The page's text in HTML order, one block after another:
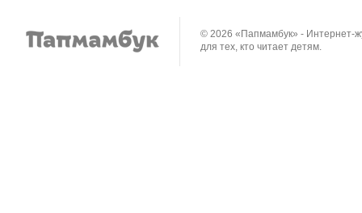
© 2026 «Папмамбук» - Интернет-
для тех, кто читает детям.